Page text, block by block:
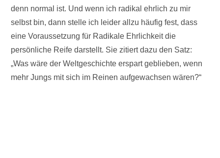
denn normal ist. Und wenn ich radikal ehrlich zu mir
selbst bin, dann stelle ich leider allzu häufig fest, dass
eine Voraussetzung für Radikale Ehrlichkeit die
persönliche Reife darstellt. Sie zitiert dazu den Satz:
„Was wäre der Weltgeschichte erspart geblieben, wenn
mehr Jungs mit sich im Reinen aufgewachsen wären?“